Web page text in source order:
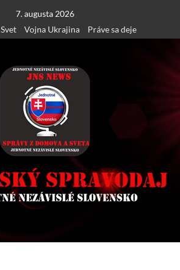
7. augusta 2026
Svet Vojna Ukrajina Práve sa deje